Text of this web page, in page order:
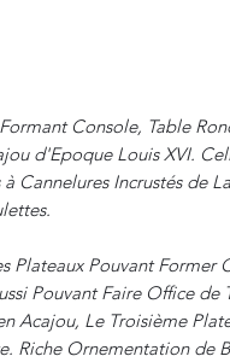
Console, Table
d'Epoque Louis XVI.
Cannelures Incrustés de
Plateaux Pouvant Former
Pouvant Faire Office de
Acajou, Le Troisième
Riche Ornementation de